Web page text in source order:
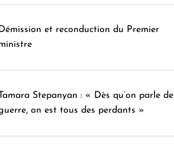
et reconduction du Premier
Tamara Stepanyan : « Dès qu’on parle de
on est tous des perdants »